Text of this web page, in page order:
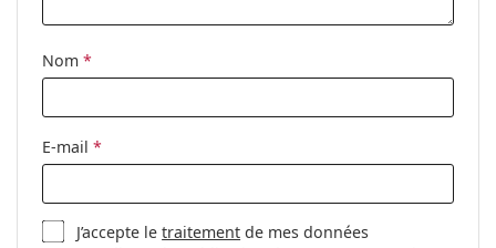
Catégorie:
Lunettes de vue
Marque:
Carolina Herrera
Code:
Nom *
E-mail *
J’accepte letraitement de mes données